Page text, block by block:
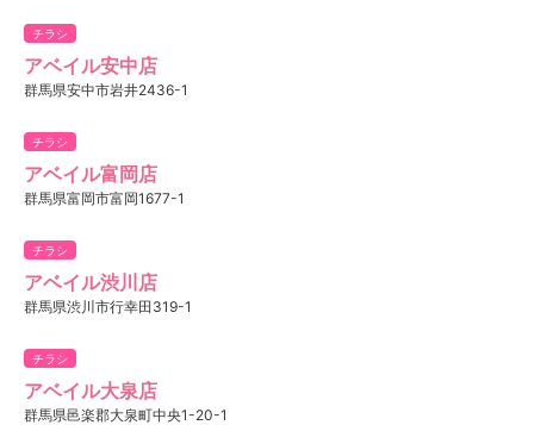
チラシ
アベイル安中店
群馬県安中市岩井2436-1
チラシ
アベイル富岡店
群馬県富岡市富岡1677-1
チラシ
アベイル渋川店
群馬県渋川市行幸田319-1
チラシ
アベイル大泉店
群馬県邑楽郡大泉町中央1-20-1